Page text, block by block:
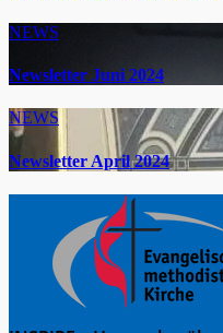
NEWS
Newsletter Juni 2024
NEWS
Newsletter April 2024